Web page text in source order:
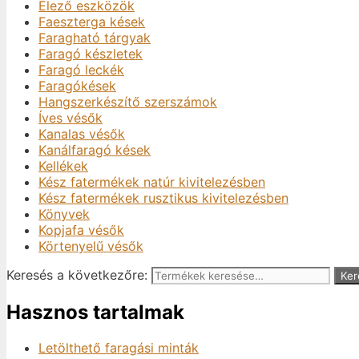
Élező eszközök
Faeszterga kések
Faragható tárgyak
Faragó készletek
Faragó leckék
Faragókések
Hangszerkészítő szerszámok
Íves vésők
Kanalas vésők
Kanálfaragó kések
Kellékek
Kész fatermékek natúr kivitelezésben
Kész fatermékek rusztikus kivitelezésben
Könyvek
Kopjafa vésők
Körtenyelű vésők
Keresés a következőre:
Hasznos tartalmak
Letölthető faragási minták